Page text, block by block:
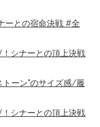
ーとの宿命決戦 #全
シナーとの頂上決戦
トーン"のサイズ感/履
シナーとの頂上決戦